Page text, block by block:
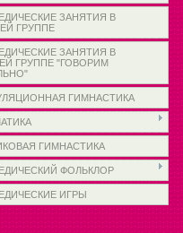
ЗАНЯТИЯ В
ГРУППЕ
ЗАНЯТИЯ В
ГРУППЕ "ГОВОРИМ
ГИМНАСТИКА
ГИМНАСТИКА
ФОЛЬКЛОР
ИГРЫ